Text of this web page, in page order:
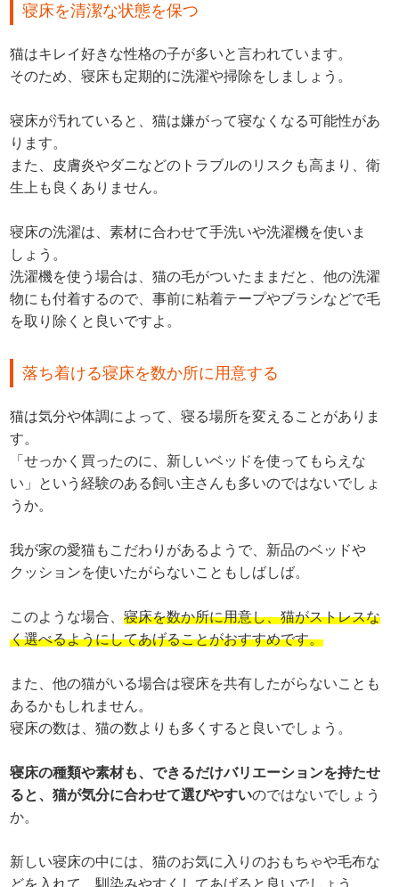
寝床を清潔な状態を保つ
猫はキレイ好きな性格の子が多いと言われています。
そのため、寝床も定期的に洗濯や掃除をしましょう。
寝床が汚れていると、猫は嫌がって寝なくなる可能性があ
ります。
また、皮膚炎やダニなどのトラブルのリスクも高まり、衛
生上も良くありません。
寝床の洗濯は、素材に合わせて手洗いや洗濯機を使いま
しょう。
洗濯機を使う場合は、猫の毛がついたままだと、他の洗濯
物にも付着するので、事前に粘着テープやブラシなどで毛
を取り除くと良いですよ。
落ち着ける寝床を数か所に用意する
猫は気分や体調によって、寝る場所を変えることがありま
す。
「せっかく買ったのに、新しいベッドを使ってもらえな
い」という経験のある飼い主さんも多いのではないでしょ
うか。
我が家の愛猫もこだわりがあるようで、新品のベッドや
クッションを使いたがらないこともしばしば。
このような場合、寝床を数か所に用意し、猫がストレスな
く選べるようにしてあげることがおすすめです。
また、他の猫がいる場合は寝床を共有したがらないことも
あるかもしれません。
寝床の数は、猫の数よりも多くすると良いでしょう。
寝床の種類や素材も、できるだけバリエーションを持たせ
ると、猫が気分に合わせて選びやすいのではないでしょう
か。
新しい寝床の中には、猫のお気に入りのおもちゃや毛布な
どを入れて、馴染みやすくしてあげると良いでしょう。